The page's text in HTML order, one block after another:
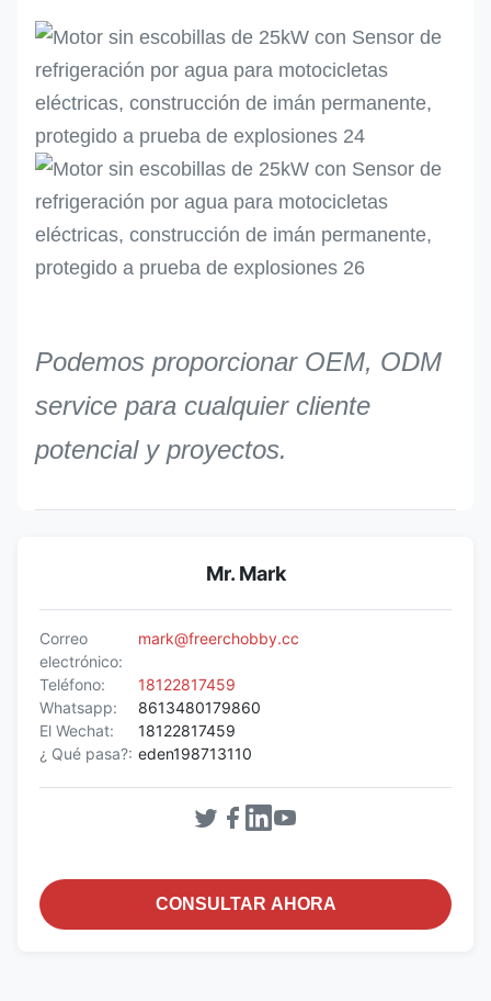
Podemos proporcionar OEM, ODM
service para cualquier cliente
potencial y proyectos.
Mr. Mark
Correo
electrónico:
mark@freerchobby.cc
Teléfono:
18122817459
Whatsapp:
8613480179860
El Wechat:
18122817459
¿ Qué pasa?: eden198713110
CONSULTAR AHORA